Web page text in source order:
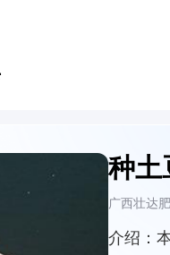
种土
广西壮达
介绍：